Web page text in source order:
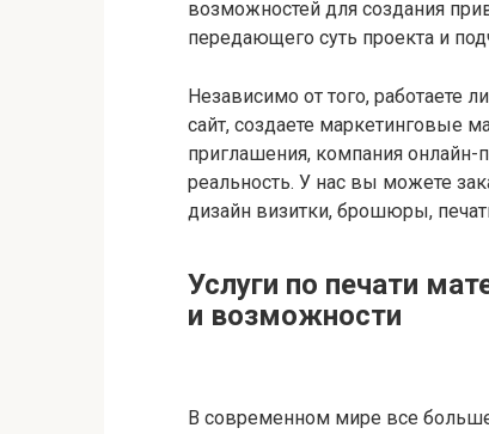
возможностей для создания
передающего суть проекта и
Независимо от того, работаете
сайт, создаете маркетинговые
приглашения, компания
реальность. У нас вы можете
дизайн визитки, брошюры,
Услуги по печати
и возможности
В современном мире все